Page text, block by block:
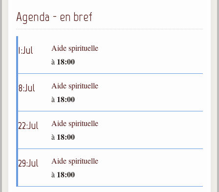
France
Fédérations spirites
Agenda - en bref
1:Jul
Aide spirituelle
à 18:00
8:Jul
Aide spirituelle
à 18:00
22:Jul
Aide spirituelle
à 18:00
29:Jul
Aide spirituelle
à 18:00